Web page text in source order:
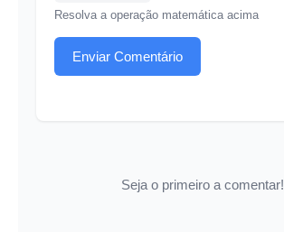
Resolva a operação matemática acima
Enviar Comentário
Seja o primeiro a comentar!